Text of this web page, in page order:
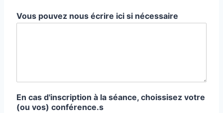
Vous pouvez nous écrire ici si nécessaire
En cas d'inscription à la séance, choissisez votre
(ou vos) conférence.s